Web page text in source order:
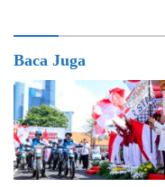
Baca Juga